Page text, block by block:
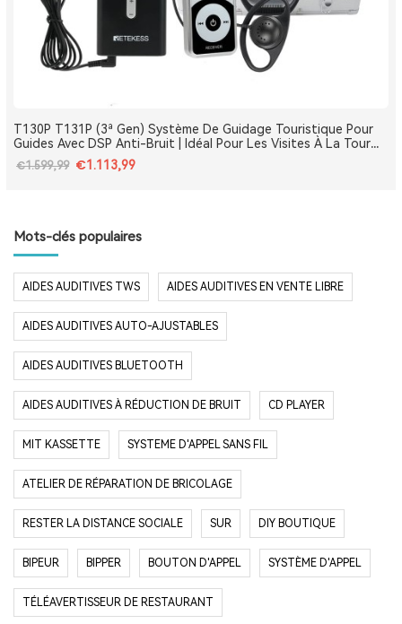
T130P T131P (3ª Gen) Système De Guidage Touristique Pour
Guides Avec DSP Anti-Bruit | Idéal Pour Les Visites À La Tour
Eiffel, Le Louvre, Versailles Et Les Monuments De France
€1.599,99 €1.113,99
Mots-clés populaires
AIDES AUDITIVES TWS AIDES AUDITIVES EN VENTE LIBRE
AIDES AUDITIVES AUTO-AJUSTABLES
AIDES AUDITIVES BLUETOOTH
AIDES AUDITIVES À RÉDUCTION DE BRUIT CD PLAYER
MIT KASSETTE SYSTEME D'APPEL SANS FIL
ATELIER DE RÉPARATION DE BRICOLAGE
RESTER LA DISTANCE SOCIALE SUR DIY BOUTIQUE
BIPEUR BIPPER BOUTON D'APPEL SYSTÈME D'APPEL
TÉLÉAVERTISSEUR DE RESTAURANT